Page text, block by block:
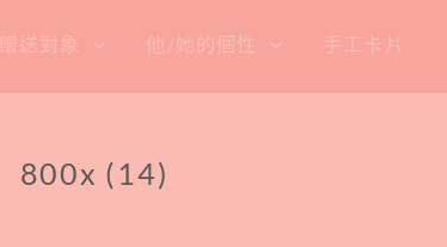
贈送對象 他/她的個性 手工卡片
800x (14)